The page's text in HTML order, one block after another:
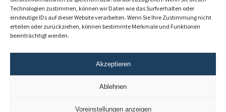
Technologien zustimmen, können wir Daten wie das Surfverhalten oder
eindeutige IDs auf dieser Website verarbeiten. Wenn Sie Ihre Zustimmung nicht
erteilen oder zurückziehen, können bestimmte Merkmale und Funktionen
beeinträchtigt werden.
Akzeptieren
Ablehnen
Voreinstellungen anzeigen